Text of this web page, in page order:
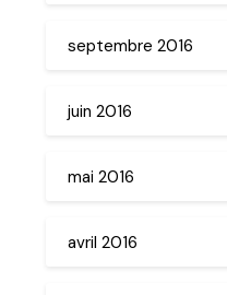
septembre 2016
juin 2016
mai 2016
avril 2016